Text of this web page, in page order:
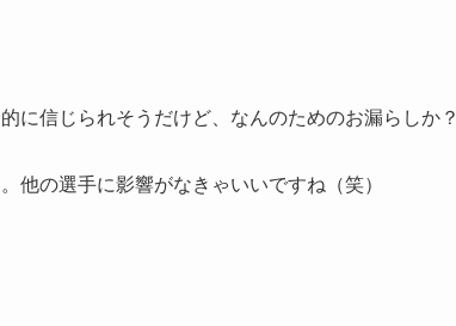
に信じられそうだけど、なんのためのお漏らしか？
他の選手に影響がなきゃいいですね（笑）